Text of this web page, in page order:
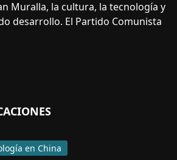
Muralla, la cultura, la tecnología y
desarrollo. El Partido Comunista
en China